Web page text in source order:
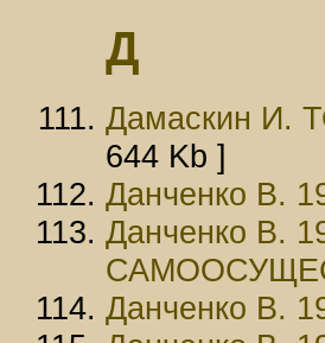
Д
Дамаскин
644 Kb ]
Данченко В.
Данченко В.
Данченко В.